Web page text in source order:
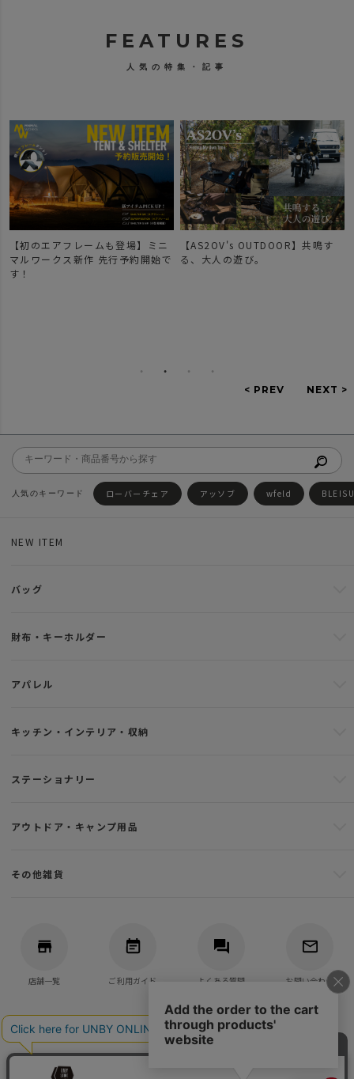
FEATURES
人気の特集・記事
【初のエアフレームも登場】ミニ
マルワークス新作 先行予約開始で
す！
【AS2OV's OUTDOOR】共鳴す
る、大人の遊び。
ローバーチェア アッソブ wfeld
NEW ITEM
バッグ
財布・キーホルダー
アパレル
キッチン・インテリア・収納
ステーショナリー
アウトドア・キャンプ用品
その他雑貨
店舗一覧 ご利用ガイド よくある質問 お問い合わせ